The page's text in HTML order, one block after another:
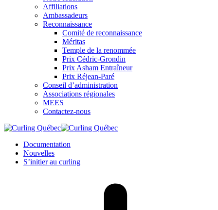
Affiliations
Ambassadeurs
Reconnaissance
Comité de reconnaissance
Méritas
Temple de la renommée
Prix Cédric-Grondin
Prix Asham Entraîneur
Prix Réjean-Paré
Conseil d’administration
Associations régionales
MEES
Contactez-nous
Documentation
Nouvelles
S’initier au curling